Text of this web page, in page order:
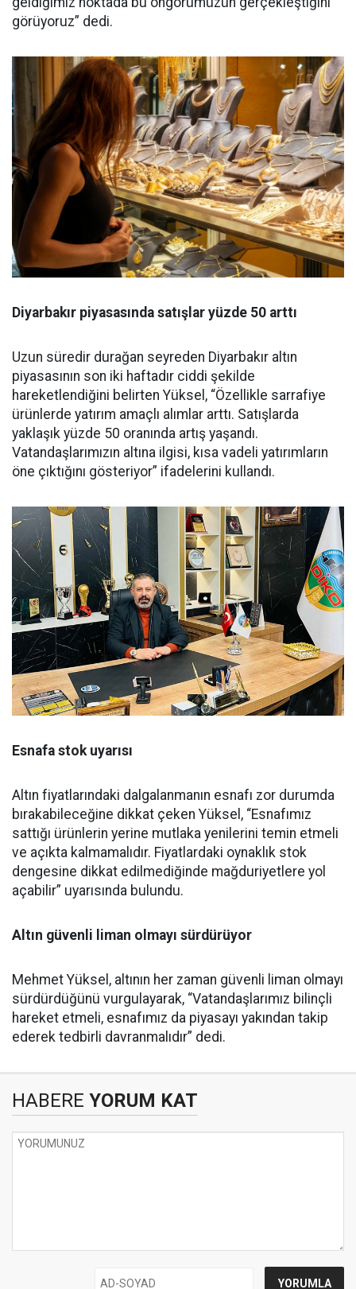
görüyoruz” dedi.
Diyarbakır piyasasında satışlar yüzde 50 arttı
Uzun süredir durağan seyreden Diyarbakır altın
piyasasının son iki haftadır ciddi şekilde
hareketlendiğini belirten Yüksel, “Özellikle sarrafiye
ürünlerde yatırım amaçlı alımlar arttı. Satışlarda
yaklaşık yüzde 50 oranında artış yaşandı.
Vatandaşlarımızın altına ilgisi, kısa vadeli yatırımların
öne çıktığını gösteriyor” ifadelerini kullandı.
Esnafa stok uyarısı
Altın fiyatlarındaki dalgalanmanın esnafı zor durumda
bırakabileceğine dikkat çeken Yüksel, “Esnafımız
sattığı ürünlerin yerine mutlaka yenilerini temin etmeli
ve açıkta kalmamalıdır. Fiyatlardaki oynaklık stok
dengesine dikkat edilmediğinde mağduriyetlere yol
açabilir” uyarısında bulundu.
Altın güvenli liman olmayı sürdürüyor
Mehmet Yüksel, altının her zaman güvenli liman olmayı
sürdürdüğünü vurgulayarak, “Vatandaşlarımız bilinçli
hareket etmeli, esnafımız da piyasayı yakından takip
ederek tedbirli davranmalıdır” dedi.
HABERE YORUM KAT